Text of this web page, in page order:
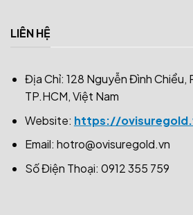
LIÊN HỆ
Địa Chỉ: 128 Nguyễn Đình Chiểu,
TP.HCM, Việt Nam
Website: https://
Email: hotro@ovisuregold.vn
Số Điện Thoại: 0912 355 759